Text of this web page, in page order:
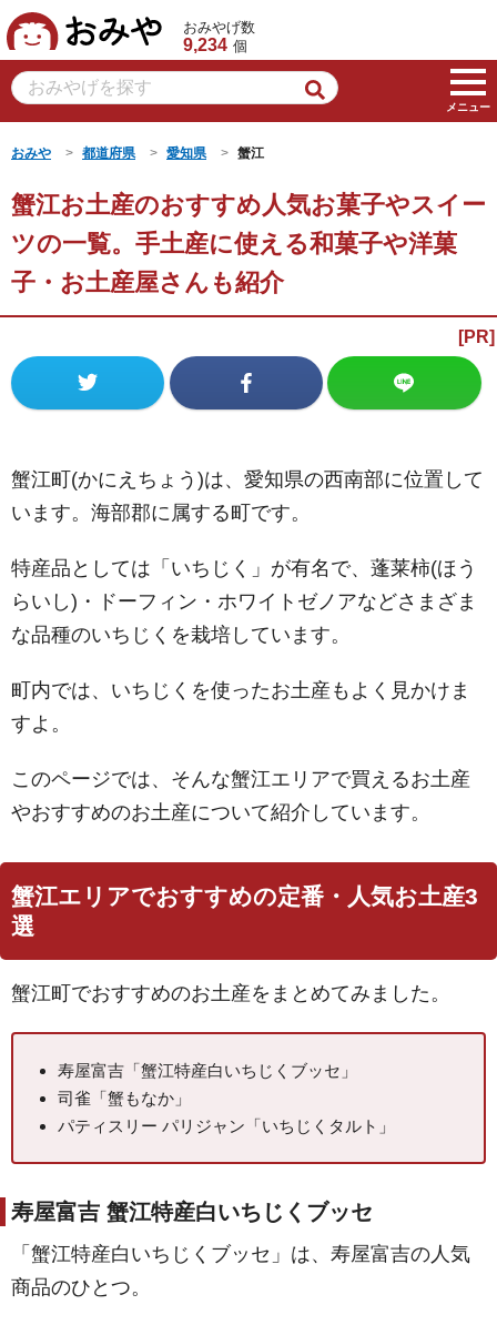
おみや
おみやげ数
9,234 個
メニュー
おみや 都道府県 愛知県 蟹江
蟹江お土産のおすすめ人気お菓子やスイー
ツの一覧。手土産に使える和菓子や洋菓
子・お土産屋さんも紹介
蟹江町(かにえちょう)は、愛知県の西南部に位置して
います。海部郡に属する町です。
特産品としては「いちじく」が有名で、蓬莱柿(ほう
らいし)・ドーフィン・ホワイトゼノアなどさまざま
な品種のいちじくを栽培しています。
町内では、いちじくを使ったお土産もよく見かけま
すよ。
このページでは、そんな蟹江エリアで買えるお土産
やおすすめのお土産について紹介しています。
蟹江エリアでおすすめの定番・人気お土産3
選
蟹江町でおすすめのお土産をまとめてみました。
寿屋富吉「蟹江特産白いちじくブッセ」
司雀「蟹もなか」
パティスリー パリジャン「いちじくタルト」
寿屋富吉 蟹江特産白いちじくブッセ
「蟹江特産白いちじくブッセ」は、寿屋富吉の人気
商品のひとつ。